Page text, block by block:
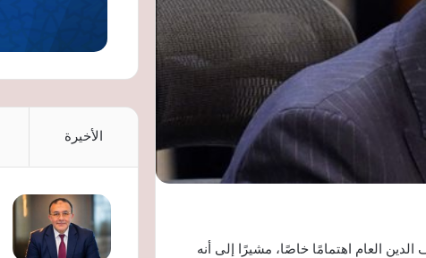
العام اهتمامًا خاصًا، مشيرًا إلى أنه
الأخيرة